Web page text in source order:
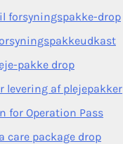
forsyningspakke-drop
pakke drop
levering af plejepakker
for Operation Pass
care package drop